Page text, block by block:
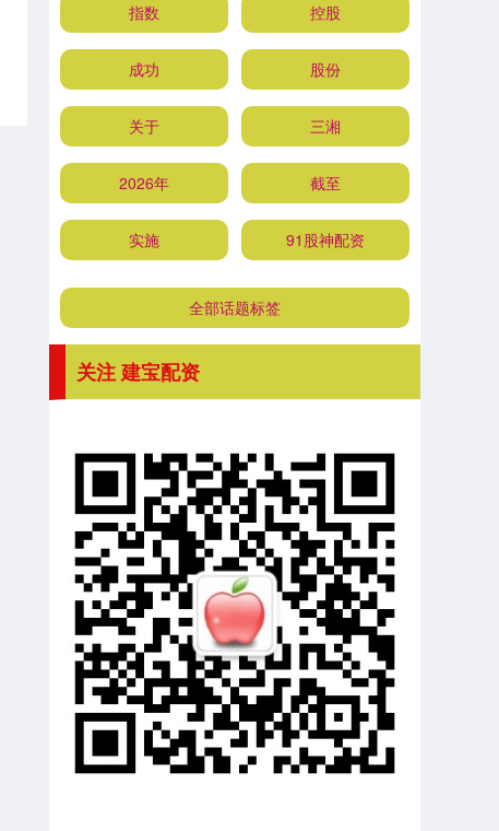
指数 控股
成功 股份
关于 三湘
2026年 截至
实施 91股神配资
全部话题标签
关注 建宝配资